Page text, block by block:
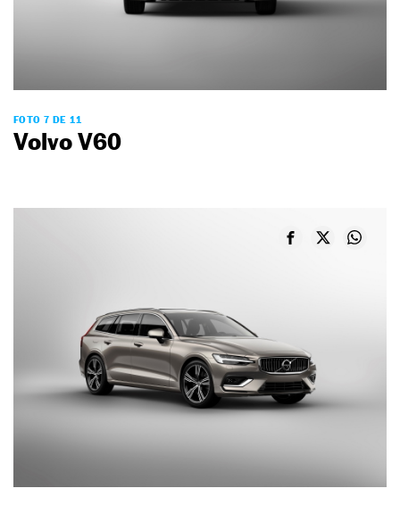
FOTO 7 DE 11
Volvo V60